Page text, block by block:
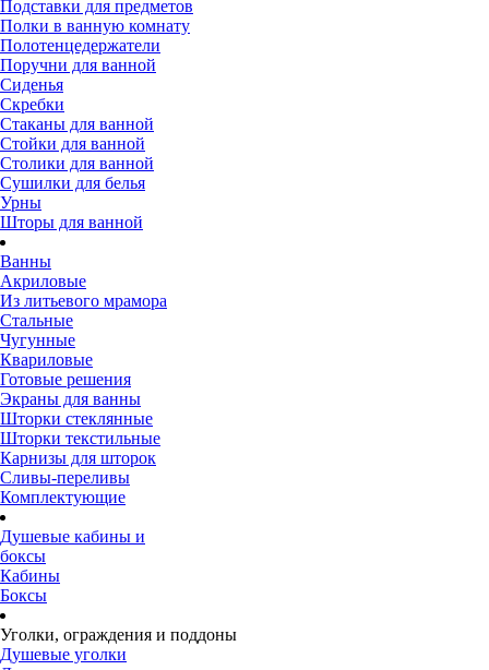
Подставки для предметов
Полки в ванную комнату
Полотенцедержатели
Поручни для ванной
Сиденья
Скребки
Стаканы для ванной
Стойки для ванной
Столики для ванной
Сушилки для белья
Урны
Шторы для ванной
Ванны
Акриловые
Из литьевого мрамора
Стальные
Чугунные
Квариловые
Готовые решения
Экраны для ванны
Шторки стеклянные
Шторки текстильные
Карнизы для шторок
Сливы-переливы
Комплектующие
Душевые кабины и
боксы
Кабины
Боксы
Уголки, ограждения и поддоны
Душевые уголки